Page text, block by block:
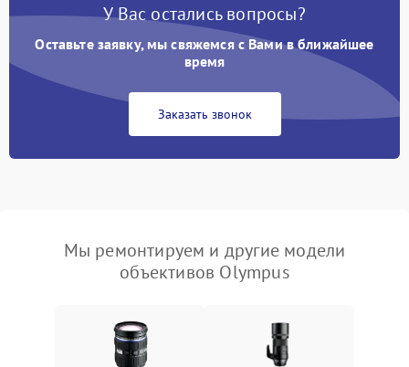
У Вас остались вопросы?
Оставьте заявку, мы свяжемся с Вами в ближайшее
время
Заказать звонок
Мы ремонтируем и другие модели
объективов Olympus